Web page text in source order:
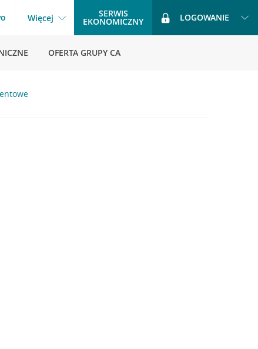
Więcej SERWIS
EKONOMICZNY LOGOWANIE
OFERTA GRUPY CA